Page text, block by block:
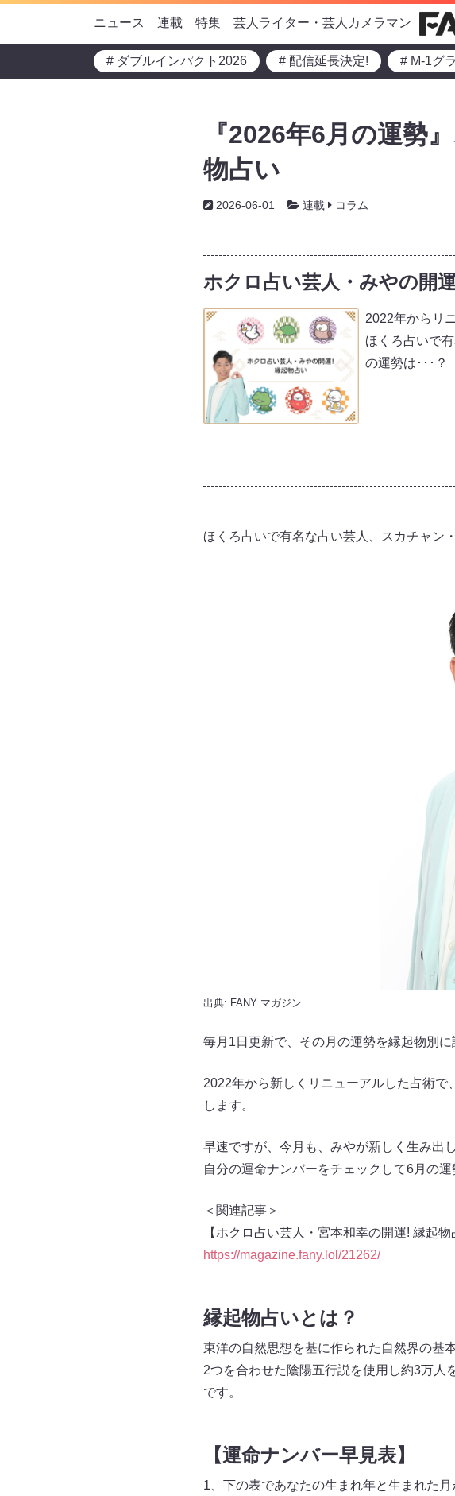
ニュース 連載 特集 芸人ライター・芸人カメラマン
# ダブルインパクト2026 # 配信延長決定! # M-1グ
『2026年6月の運勢
物占い
2026-06-01 連載 コラム
ホクロ占い芸人・みやの開
2022年からリ
ほくろ占いで
の運勢は･･･？
ほくろ占いで有名な占い芸人、スカチャン
出典: FANY マガジン
毎月1日更新で、その月の運勢を縁起物別に
2022年から新しくリニューアルした占術で
します。
早速ですが、今月も、みやが新しく生み出
自分の運命ナンバーをチェックして6月の運
＜関連記事＞
【ホクロ占い芸人・宮本和幸の開運! 縁起
https://magazine.fany.lol/21262/
縁起物占いとは？
東洋の自然思想を基に作られた自然界の基
2つを合わせた陰陽五行説を使用し約3万人
です。
【運命ナンバー早見表】
1、下の表であなたの生まれ年と生まれた